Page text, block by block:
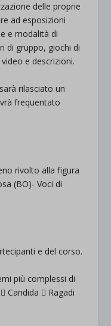
delle proprie
ad esposizioni
e modalità di
di gruppo, giochi di
e descrizioni.
rilasciato un
frequentato
rivolto alla figura
(BO)- Voci di
e del corso.
più complessi di
Candida  Ragadi